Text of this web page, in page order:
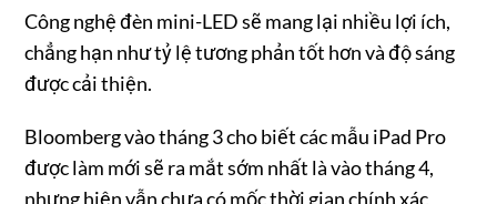
Công nghệ đèn mini-LED sẽ mang lại nhiều lợi ích,
chẳng hạn như tỷ lệ tương phản tốt hơn và độ sáng
được cải thiện.
Bloomberg vào tháng 3 cho biết các mẫu ‌iPad Pro‌
được làm mới sẽ ra mắt sớm nhất là vào tháng 4,
nhưng hiện vẫn chưa có mốc thời gian chính xác